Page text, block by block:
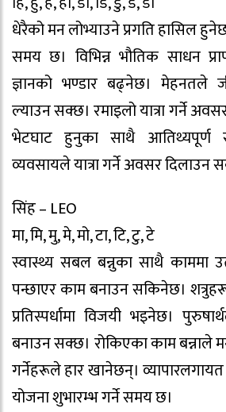
धेरैको मन लोभ्याउने प्रगति हासिल
समय छ। विभिन्न भौतिक साधन
ज्ञानको भण्डार बढ्नेछ। मेहनतले
ल्याउन सक्छ। रमाइलो यात्रा गर्ने
भेटघाट हुनुका साथै आतिथ्यपूर्ण
व्यवसायले यात्रा गर्ने अवसर दिलाउन
सिंह – LEO
मा, मि, मु, मे, मो, टा, टि, टु, टे
स्वास्थ्य सबल बन्नुका साथै काममा
पन्छाएर काम बनाउन सकिनेछ।
प्रतिस्पर्धामा विजयी भइनेछ।
बनाउन सक्छ। रोकिएका काम बन्नाले
गर्नेहरूले हार खानेछन्।
योजना शुभारम्भ गर्ने समय छ।